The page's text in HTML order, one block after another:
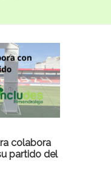
colabora
partido del